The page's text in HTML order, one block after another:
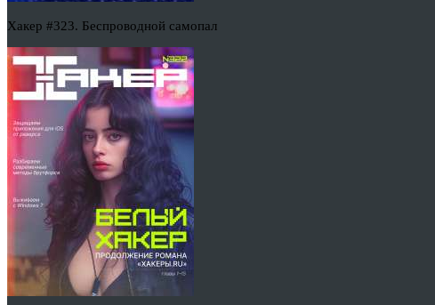
Хакер #323. Беспроводной самопал